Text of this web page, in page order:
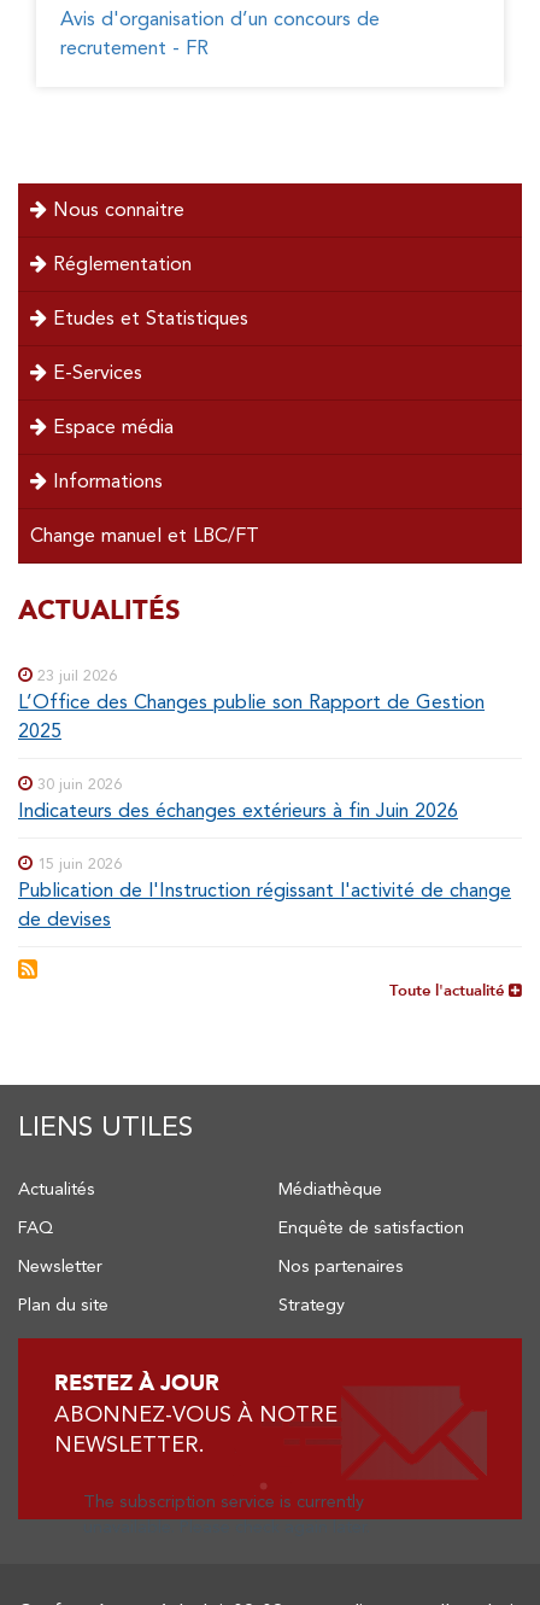
menu
left Nous connaitre
Réglementation
Etudes et Statistiques
E-Services
Espace média
Informations
Change manuel et LBC/FT
SOUS-
Special
ACTUALITÉS
23 juil 2026
L’Office des Changes publie son Rapport de Gestion
2025
30 juin 2026
Indicateurs des échanges extérieurs à fin Juin 2026
15 juin 2026
Publication de l'Instruction régissant l'activité de change
de devises
Toute l'actualité
Avis d'organisation d’un concours de
recrutement - FR
LIENS UTILES
Actualités
FAQ
Newsletter
Plan du site
Médiathèque
Enquête de satisfaction
Nos partenaires
Strategy
RESTEZ À JOUR
ABONNEZ-VOUS À NOTRE
NEWSLETTER.
The subscription service is currently
unavailable. Please check again later.